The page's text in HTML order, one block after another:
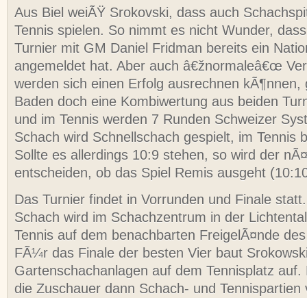
Aus Biel weiÃŸ Srokovski, dass auch
Tennis spielen. So nimmt es nicht Wunder,
Turnier mit GM Daniel Fridman bereits ein
angemeldet hat. Aber auch â€žnormaleâ€œ
werden sich einen Erfolg ausrechnen kÃ¶nnen,
Baden doch eine Kombiwertung aus beiden
und im Tennis werden 7 Runden Schweizer
Schach wird Schnellschach gespielt, im Tennis
Sollte es allerdings 10:9 stehen, so wird der
entscheiden, ob das Spiel Remis ausgeht
Das Turnier findet in Vorrunden und Finale
Schach wird im Schachzentrum in der
Tennis auf dem benachbarten FreigelÃ¤nde
FÃ¼r das Finale der besten Vier baut
Gartenschachanlagen auf dem Tennisplatz auf.
die Zuschauer dann Schach- und Tennispartien